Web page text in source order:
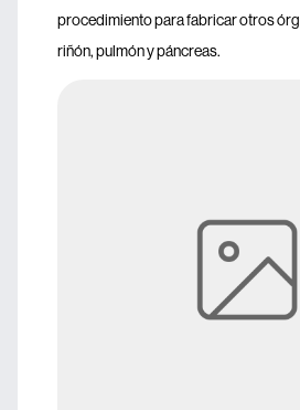
procedimiento para fabricar otros
riñón, pulmón y páncreas.